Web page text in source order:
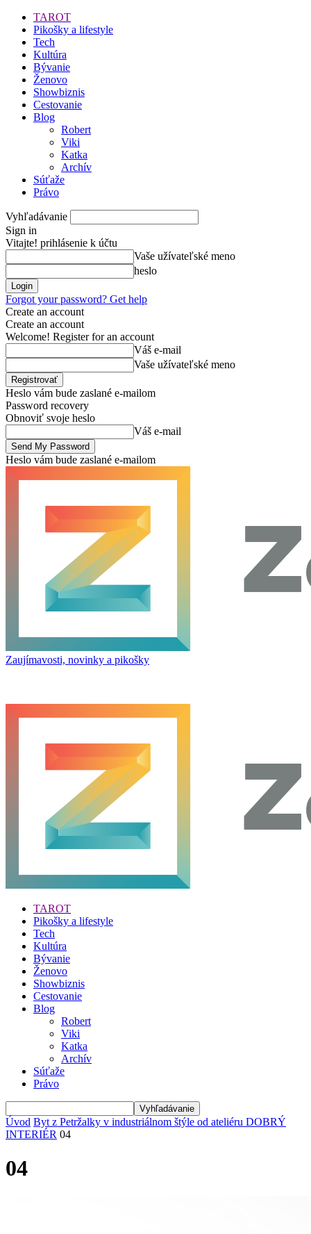
TAROT
Pikošky a lifestyle
Tech
Kultúra
Bývanie
Ženovo
Showbiznis
Cestovanie
Blog
Robert
Viki
Katka
Archív
Súťaže
Právo
Vyhľadávanie
Sign in
Vitajte! prihlásenie k účtu
Vaše užívateľské meno
heslo
Forgot your password? Get help
Create an account
Create an account
Welcome! Register for an account
Váš e-mail
Vaše užívateľské meno
Heslo vám bude zaslané e-mailom
Password recovery
Obnoviť svoje heslo
Váš e-mail
Heslo vám bude zaslané e-mailom
Zaujímavosti, novinky a pikošky
TAROT
Pikošky a lifestyle
Tech
Kultúra
Bývanie
Ženovo
Showbiznis
Cestovanie
Blog
Robert
Viki
Katka
Archív
Súťaže
Právo
Úvod Byt z Petržalky v industriálnom štýle od ateliéru DOBRÝ
INTERIÉR 04
04